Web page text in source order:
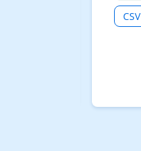
CSV